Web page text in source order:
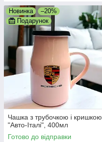
Новинка
–20%
Подарунок
Чашка з трубочкою і кришкою
"Авто-Італі", 400мл
Готово до відправки